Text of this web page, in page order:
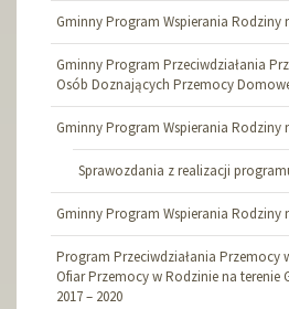
Gminny Program Wspierania Rodziny
Gminny Program Przeciwdziałania
Osób Doznających Przemocy
Gminny Program Wspierania Rodziny
Sprawozdania z realizacji
Gminny Program Wspierania Rodziny
Program Przeciwdziałania Przemocy
Ofiar Przemocy w Rodzinie na terenie
2017 – 2020